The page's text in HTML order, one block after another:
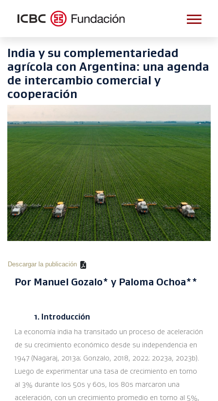
India y su complementariedad
agrícola con Argentina: una agenda
de intercambio comercial y
cooperación
Descargar la publicación
Por Manuel Gozalo* y Paloma Ochoa**
1. Introducción
La economía india ha transitado un proceso de aceleración
de su crecimiento económico desde su independencia en
1947 (Nagaraj, 2013a; Gonzalo, 2018, 2022; 2023a, 2023b).
Luego de experimentar una tasa de crecimiento en torno
al 3% durante los 50s y 60s, los 80s marcaron una
aceleración, con un crecimiento promedio en torno al 5%,